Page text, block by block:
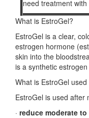
need treatment with
What is EstroGel?
EstroGel is a clear,
estrogen hormone
skin into the
is a synthetic
What is EstroGel used
EstroGel is used after
· reduce moderate